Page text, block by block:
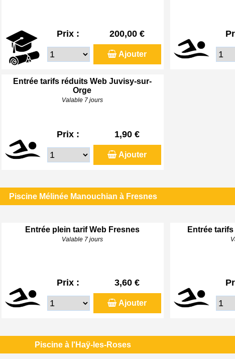
Prix : 200,00 €
Ajouter
Entrée tarifs réduits Web Juvisy-sur-
Orge
Valable 7 jours
Prix : 1,90 €
Ajouter
Piscine Mélinée Manouchian à Fresnes
Entrée plein tarif Web Fresnes
Valable 7 jours
Prix : 3,60 €
Ajouter
Entrée
Piscine à l'Haÿ-les-Roses